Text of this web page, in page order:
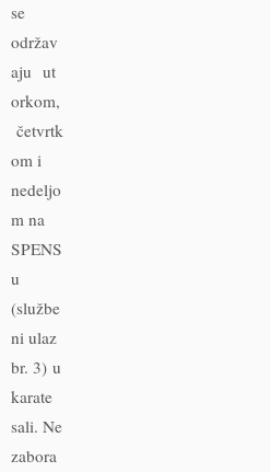
se
održav
aju ut
orkom,
četvrtk
om i
nedeljo
m na
SPENS
u
(službe
ni ulaz
br. 3) u
karate
sali. Ne
zabora